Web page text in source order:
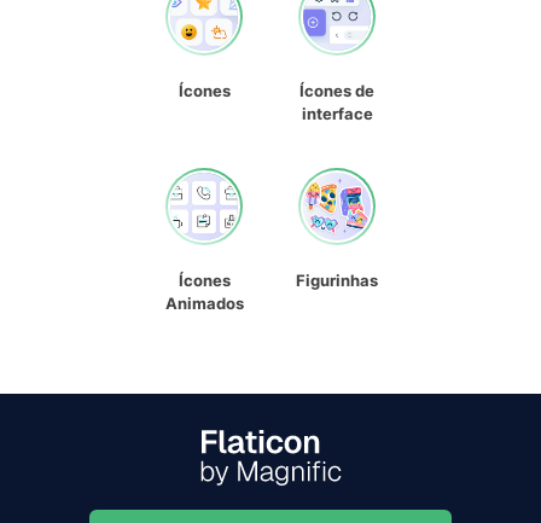
Ícones
Ícones de
interface
Ícones
Animados
Figurinhas